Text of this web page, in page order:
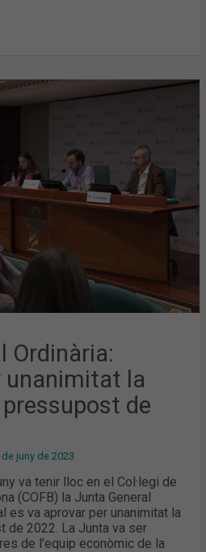
Ordinària:
unanimitat la
de
de juny de 2023
va tenir lloc en el Col·legi de
(COFB) la Junta General
es va aprovar per unanimitat la
de 2022. La Junta va ser
de l’equip econòmic de la